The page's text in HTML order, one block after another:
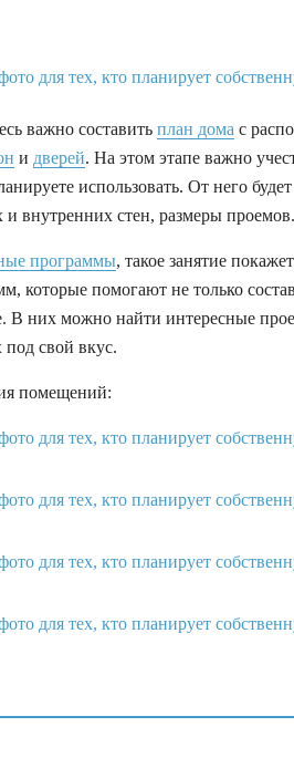
важно составить план дома с
и дверей. На этом этапе важно
использовать. От него
внутренних стен, размеры проемов.
программы, такое занятие
которые помогают не только
В них можно найти интересные
под свой вкус.
помещений: